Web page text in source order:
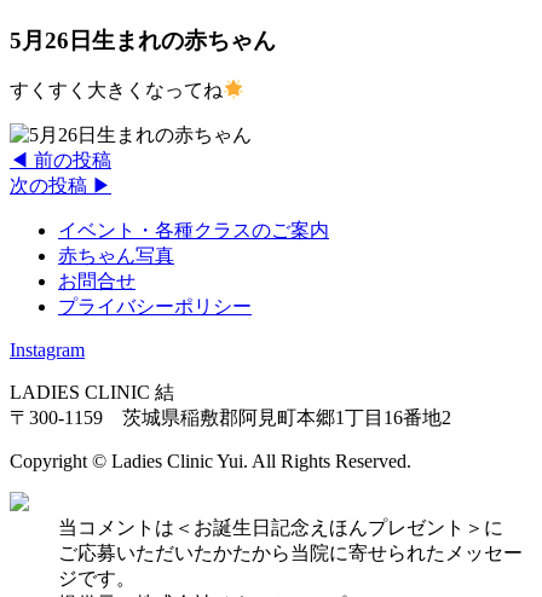
5月26日生まれの赤ちゃん
すくすく大きくなってね
◀︎ 前の投稿
次の投稿 ▶︎
イベント・各種クラスのご案内
赤ちゃん写真
お問合せ
プライバシーポリシー
Instagram
LADIES CLINIC 結
〒300-1159 茨城県稲敷郡阿見町本郷1丁目16番地2
Copyright © Ladies Clinic Yui. All Rights Reserved.
当コメントは＜お誕生日記念えほんプレゼント＞に
ご応募いただいたかたから当院に寄せられたメッセー
ジです。